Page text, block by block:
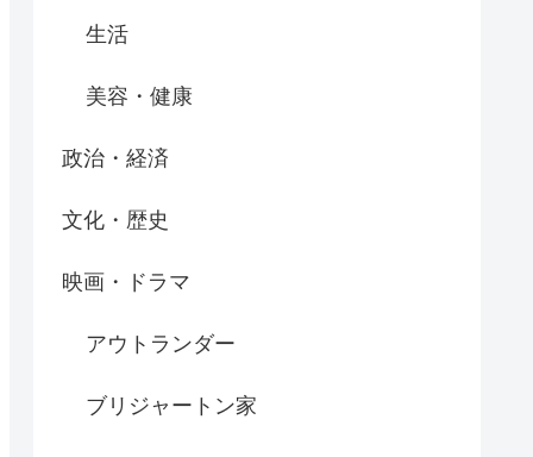
生活
美容・健康
政治・経済
文化・歴史
映画・ドラマ
アウトランダー
ブリジャートン家